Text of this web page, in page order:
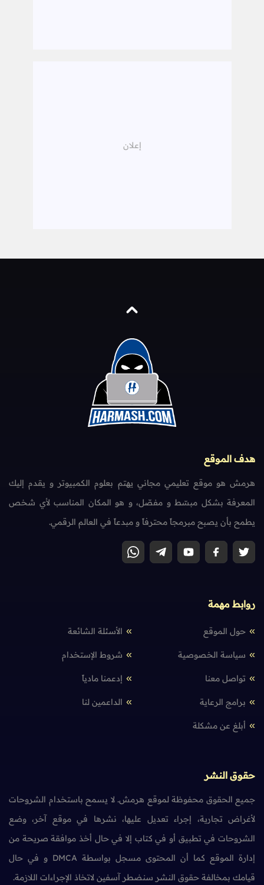
هدف الموقع
هرمش هو موقع تعليمي مجاني يهتم بعلوم الكمبيوتر و يقدم إليك
المعرفة بشكل مبسّط و مفصّل، و هو المكان المناسب لأي شخص
يطمح بأن يصبح مبرمجاً محترفاً و مبدعاً في العالم الرقمي.
روابط مهمة
حول الموقع الأسئلة الشائعة
سياسة الخصوصية شروط الإستخدام
تواصل معنا إدعمنا مادياً
برامج الرعاية الداعمين لنا
أبلغ عن مشكلة
حقوق النشر
جميع الحقوق محفوظة لموقع هرمش. لا يسمح باستخدام الشروحات
لأغراض تجارية، إجراء تعديل عليها، نشرها في موقع آخر، وضع
الشروحات في تطبيق أو في كتاب إلا في حال أخذ موافقة صريحة من
إدارة الموقع كما أن المحتوى مسجل بواسطة DMCA و في حال
قيامك بمخالفة حقوق النشر سنضطر آسفين لاتخاذ الإجراءات اللازمة.